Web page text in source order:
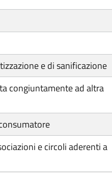
e di sanificazione
congiuntamente ad altra
e circoli aderenti a